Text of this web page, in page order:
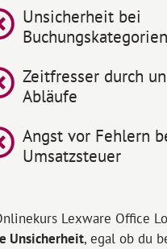
Unsicherheit bei
Buchungskategorien
Zeitfresser durch
Abläufe
Angst vor Fehlern
Umsatzsteuer
Lexware Office
Unsicherheit, egal ob du